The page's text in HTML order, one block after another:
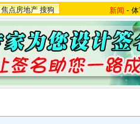
焦点房地产 搜狗 新闻 -